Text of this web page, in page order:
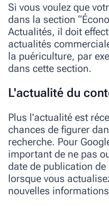
Si vous voulez que
dans la section
Actualités, il doit
actualités
la puériculture, par
dans cette section.
L'actualité du
Plus l'actualité est
chances de figurer
recherche. Pour
important de ne pas
date de publication
lorsque vous
nouvelles